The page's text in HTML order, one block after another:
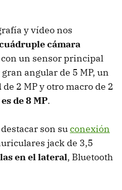
y vídeo nos
cámara
un sensor principal
angular de 5 MP, un
2 MP y otro macro de 2
de 8 MP.
son suconexión
jack de 3,5
en el lateral, Bluetooth